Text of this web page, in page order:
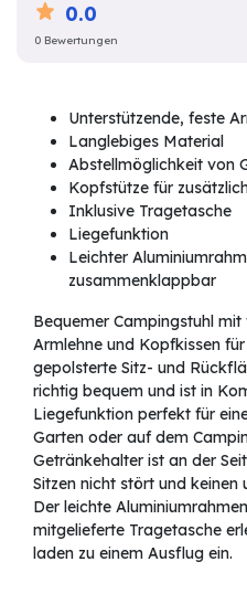
0.0
0 Bewertungen
Unterstützende, feste
Langlebiges Material
Abstellmöglichkeit von
Kopfstütze für
Inklusive Tragetasche
Liegefunktion
Leichter
zusammenklappbar
Bequemer Campingstuhl
Armlehne und Kopfkissen
gepolsterte Sitz- und
richtig bequem und ist in
Liegefunktion perfekt für
Garten oder auf dem
Getränkehalter ist an der
Sitzen nicht stört und keinen
Der leichte
mitgelieferte Tragetasche
laden zu einem Ausflug ein.